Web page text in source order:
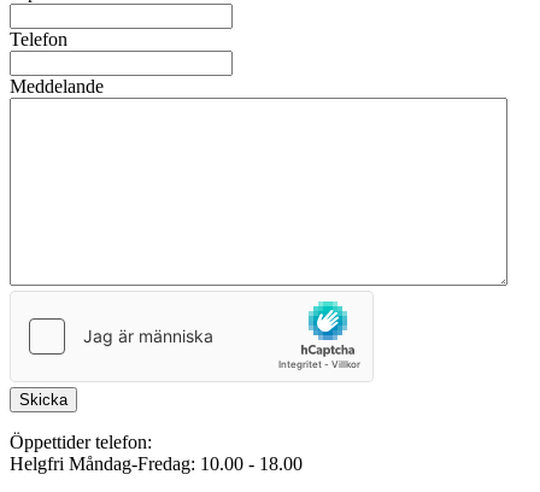
Telefon
Meddelande
Skicka
Öppettider telefon:
Helgfri Måndag-Fredag: 10.00 - 18.00